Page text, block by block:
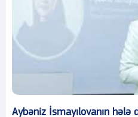
Aybəniz İsmayılovanın hələ